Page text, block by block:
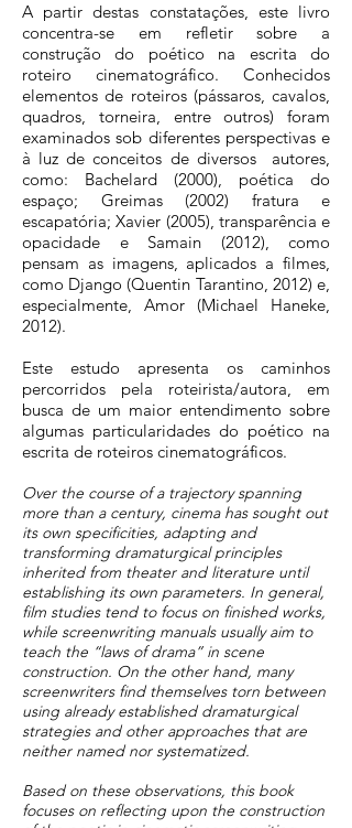
A partir destas constatações, este livro
concentra-se em refletir sobre a
construção do poético na escrita do
roteiro cinematográfico. Conhecidos
elementos de roteiros (pássaros, cavalos,
quadros, torneira, entre outros) foram
examinados sob diferentes perspectivas e
à luz de conceitos de diversos autores,
como: Bachelard (2000), poética do
espaço; Greimas (2002) fratura e
escapatória; Xavier (2005), transparência e
opacidade e Samain (2012), como
pensam as imagens, aplicados a filmes,
como Django (Quentin Tarantino, 2012) e,
especialmente, Amor (Michael Haneke,
2012).
Este estudo apresenta os caminhos
percorridos pela roteirista/autora, em
busca de um maior entendimento sobre
algumas particularidades do poético na
escrita de roteiros cinematográficos.
Over the course of a trajectory spanning
more than a century, cinema has sought out
its own specificities, adapting and
transforming dramaturgical principles
inherited from theater and literature until
establishing its own parameters. In general,
film studies tend to focus on finished works,
while screenwriting manuals usually aim to
teach the “laws of drama” in scene
construction. On the other hand, many
screenwriters find themselves torn between
using already established dramaturgical
strategies and other approaches that are
neither named nor systematized.
Based on these observations, this book
focuses on reflecting upon the construction